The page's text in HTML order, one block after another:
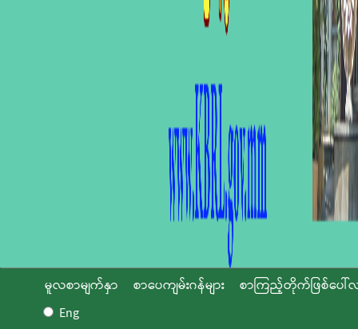
မူလစာမျက်နှာ စာပေကျမ်းဂန်များ
စာကြည့်တိုက်ဖြစ်ပေါ်
Eng